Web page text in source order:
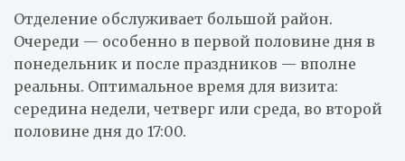
Отделение обслуживает большой район.
Очереди — особенно в первой половине дня в
понедельник и после праздников — вполне
реальны. Оптимальное время для визита:
середина недели, четверг или среда, во второй
половине дня до 17:00.